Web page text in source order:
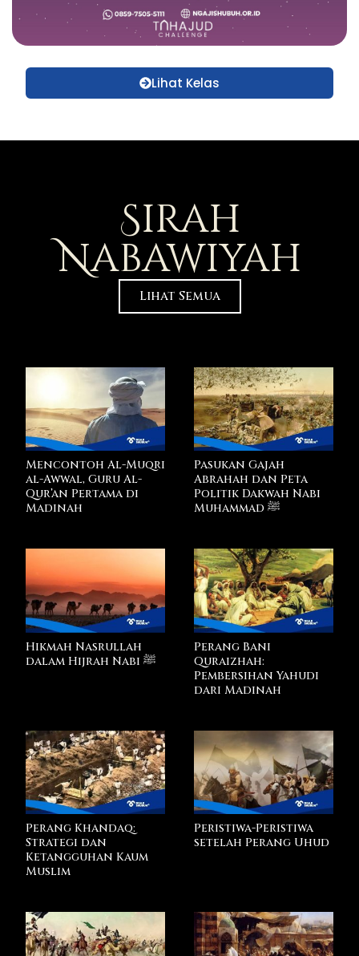
Lihat Kelas
Sirah
Nabawiyah
Lihat Semua
Mencontoh Al-Muqri
al-Awwal, Guru Al-
Qur’an Pertama di
Madinah
Pasukan Gajah
Abrahah dan Peta
Politik Dakwah Nabi
Muhammad ﷺ
Hikmah Nasrullah
dalam Hijrah Nabi ﷺ
Perang Bani
Quraizhah:
Pembersihan Yahudi
dari Madinah
Perang Khandaq:
Strategi dan
Ketangguhan Kaum
Muslim
Peristiwa-Peristiwa
setelah Perang Uhud